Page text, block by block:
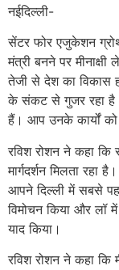
नईदिल्ली-
सेंटर फोर एजुकेशन
मंत्री बनने पर
तेजी से देश का विकास
के संकट से गुजर रहा है
हैं। आप उनके कार्यों को
रविश रोशन ने कहा
मार्गदर्शन मिलता रहा
आपने दिल्ली में सबसे
विमोचन किया और लॉ
याद किया।
रविश रोशन ने कहा कि